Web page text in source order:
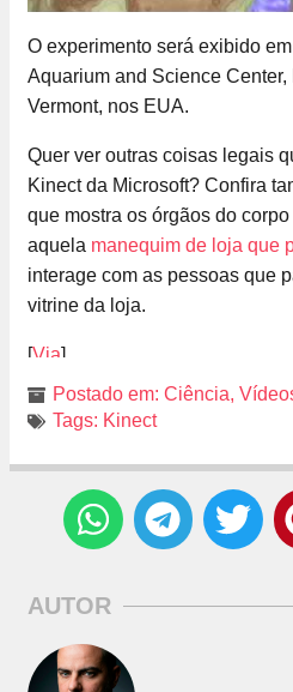
O experimento será exibido
Aquarium and Science
Vermont, nos EUA.
Quer ver outras coisas legais
Kinect da Microsoft? Confira
que mostra os órgãos do
aquela manequim de loja que
interage com as pessoas que
vitrine da loja.
[Via]
Postado em: Ciência,
Tags: Kinect
AUTOR